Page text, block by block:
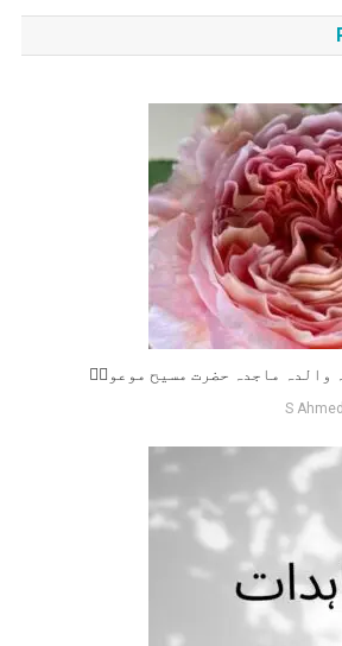
والدہ ماجدہ حضرت مسیح موعودؑ
S Ahmed